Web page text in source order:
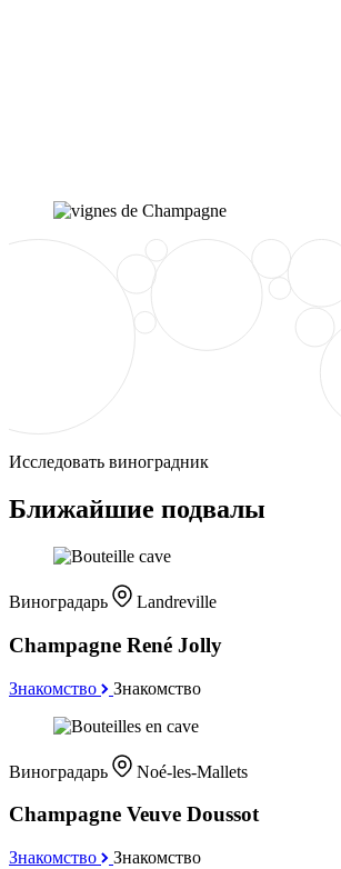
Исследовать виноградник
Ближайшие подвалы
Виноградарь Landreville
Champagne René Jolly
Знакомство Знакомство
Виноградарь Noé-les-Mallets
Champagne Veuve Doussot
Знакомство Знакомство